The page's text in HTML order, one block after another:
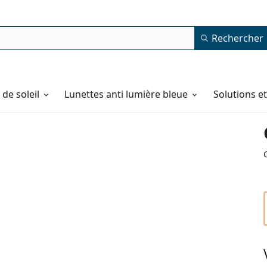
Rechercher
soleil Lunettes anti lumière bleue Solutions